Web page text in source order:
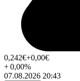
0,242€+0,00€
+0,00%
07.08.2026 20:43